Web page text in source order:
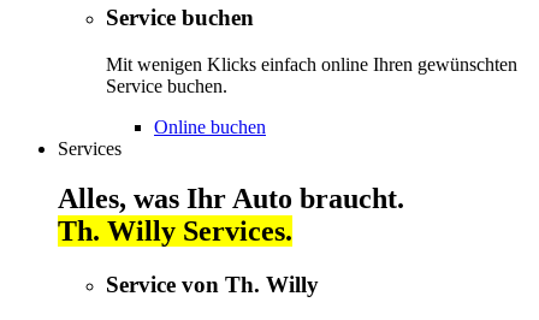
Service buchen
Mit wenigen Klicks einfach online Ihren gewünschten
Service buchen.
Online buchen
Services
Alles, was Ihr Auto braucht.
Th. Willy Services.
Service von Th. Willy